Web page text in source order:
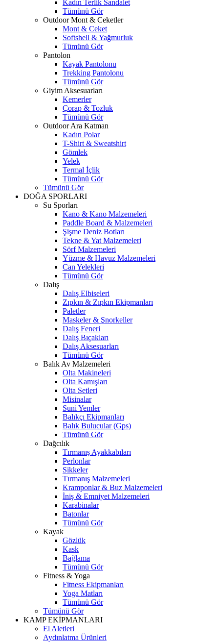
Kadın Terlik Sandalet
Tümünü Gör
Outdoor Mont & Ceketler
Mont & Ceket
Softshell & Yağmurluk
Tümünü Gör
Pantolon
Kayak Pantolonu
Trekking Pantolonu
Tümünü Gör
Giyim Aksesuarları
Kemerler
Çorap & Tozluk
Tümünü Gör
Outdoor Ara Katman
Kadın Polar
T-Shirt & Sweatshirt
Gömlek
Yelek
Termal İçlik
Tümünü Gör
Tümünü Gör
DOĞA SPORLARI
Su Sporları
Kano & Kano Malzemeleri
Paddle Board & Malzemeleri
Şişme Deniz Botları
Tekne & Yat Malzemeleri
Sörf Malzemeleri
Yüzme & Havuz Malzemeleri
Can Yelekleri
Tümünü Gör
Dalış
Dalış Elbiseleri
Zıpkın & Zıpkın Ekipmanları
Paletler
Maskeler & Şnorkeller
Dalış Feneri
Dalış Bıçakları
Dalış Aksesuarları
Tümünü Gör
Balık Av Malzemeleri
Olta Makineleri
Olta Kamışları
Olta Setleri
Misinalar
Suni Yemler
Balıkçı Ekipmanları
Balık Bulucular (Gps)
Tümünü Gör
Dağcılık
Tırmanış Ayakkabıları
Perlonlar
Sikkeler
Tırmanış Malzemeleri
Kramponlar & Buz Malzemeleri
İniş & Emniyet Malzemeleri
Karabinalar
Batonlar
Tümünü Gör
Kayak
Gözlük
Kask
Bağlama
Tümünü Gör
Fitness & Yoga
Fitness Ekipmanları
Yoga Matları
Tümünü Gör
Tümünü Gör
KAMP EKİPMANLARI
El Aletleri
Aydınlatma Ürünleri